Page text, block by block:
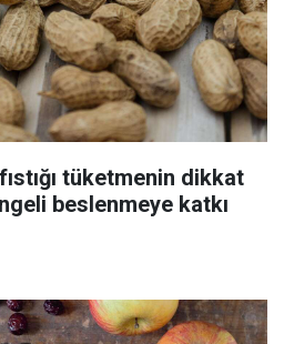
tüketmenin dikkat
beslenmeye katkı